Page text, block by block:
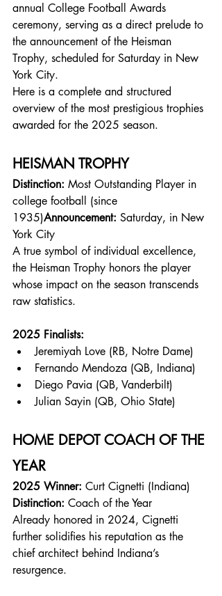
annual College Football Awards
ceremony, serving as a direct prelude to
the announcement of the Heisman
Trophy, scheduled for Saturday in New
York City.
Here is a complete and structured
overview of the most prestigious trophies
awarded for the 2025 season.
HEISMAN TROPHY
Distinction: Most Outstanding Player in
college football (since
1935)Announcement: Saturday, in New
York City
A true symbol of individual excellence,
the Heisman Trophy honors the player
whose impact on the season transcends
raw statistics.
2025 Finalists:
Jeremiyah Love (RB, Notre Dame)
Fernando Mendoza (QB, Indiana)
Diego Pavia (QB, Vanderbilt)
Julian Sayin (QB, Ohio State)
HOME DEPOT COACH OF THE
YEAR
2025 Winner: Curt Cignetti (Indiana)
Distinction: Coach of the Year
Already honored in 2024, Cignetti
further solidifies his reputation as the
chief architect behind Indiana’s
resurgence.